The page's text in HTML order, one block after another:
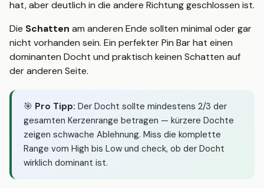
hat, aber deutlich in die andere Richtung geschlossen ist.
Die Schatten am anderen Ende sollten minimal oder gar
nicht vorhanden sein. Ein perfekter Pin Bar hat einen
dominanten Docht und praktisch keinen Schatten auf
der anderen Seite.
🎯 Pro Tipp: Der Docht sollte mindestens 2/3 der
gesamten Kerzenrange betragen — kürzere Dochte
zeigen schwache Ablehnung. Miss die komplette
Range vom High bis Low und check, ob der Docht
wirklich dominant ist.